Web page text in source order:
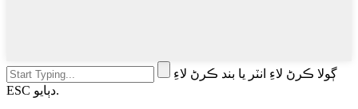
ڳولا ڪرڻ لاءِ انٽر يا بند ڪرڻ لاءِ
ESC دٻايو.